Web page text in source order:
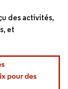
des activités,
et